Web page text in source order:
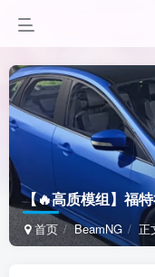
【🔥高质模组】福
首页 BeamNG 正